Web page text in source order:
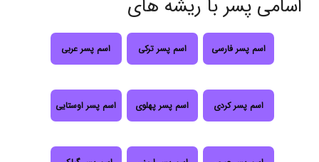
اسامی پسر با ریشه های
اسم پسر فارسی اسم پسر ترکی اسم پسر عربی
اسم پسر کردی اسم پسر پهلوی اسم پسر اوستایی